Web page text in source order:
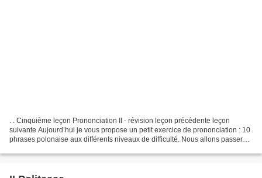
. . Cinquième leçon Prononciation II - révision leçon précédente leçon
suivante Aujourd’hui je vous propose un petit exercice de prononciation : 10
phrases polonaise aux différents niveaux de difficulté. Nous allons passer